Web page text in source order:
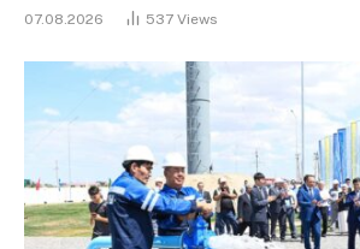
07.08.2026 537 Views